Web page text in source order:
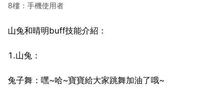
8樓：手機使用者
山兔和晴明buff技能介紹：
1.山兔：
兔子舞：嘿~哈~寶寶給大家跳舞加油了哦~